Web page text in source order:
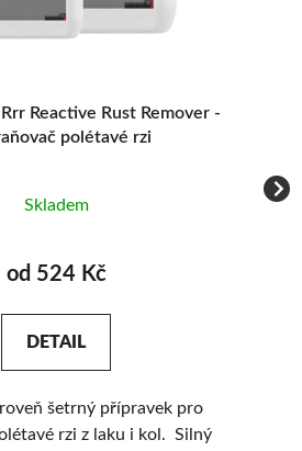
Reactive Rust Remover -
polétavé rzi
Skladem
od 524 Kč
DETAIL
šetrný přípravek pro
rzi z laku i kol. Silný